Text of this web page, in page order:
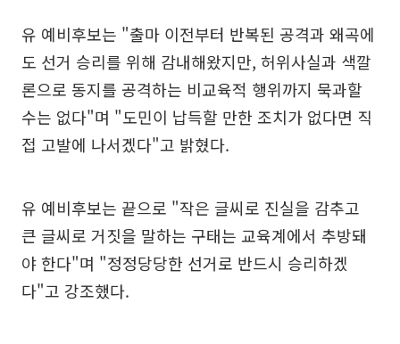
유 예비후보는 "출마 이전부터 반복된 공격과 왜곡에
도 선거 승리를 위해 감내해왔지만, 허위사실과 색깔
론으로 동지를 공격하는 비교육적 행위까지 묵과할
수는 없다"며 "도민이 납득할 만한 조치가 없다면 직
접 고발에 나서겠다"고 밝혔다.
유 예비후보는 끝으로 "작은 글씨로 진실을 감추고
큰 글씨로 거짓을 말하는 구태는 교육계에서 추방돼
야 한다"며 "정정당당한 선거로 반드시 승리하겠
다"고 강조했다.